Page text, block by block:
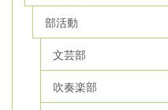
部活動
文芸部
吹奏楽部